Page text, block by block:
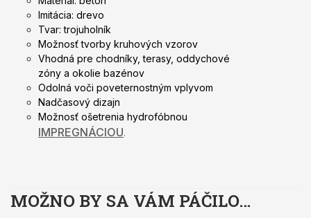
Imitácia: drevo
Tvar: trojuholník
Možnosť tvorby kruhových vzorov
Vhodná pre chodníky, terasy, oddychové
zóny a okolie bazénov
Odolná voči poveternostným vplyvom
Nadčasový dizajn
Možnosť ošetrenia hydrofóbnou
IMPREGNÁCIOU.
MOŽNO BY SA VÁM PÁČILO…